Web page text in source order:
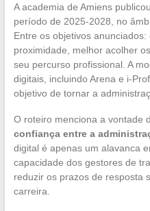
A academia de Amiens
período de 2025-2028, no
Entre os objetivos
proximidade, melhor acolher
seu percurso profissional. A
digitais, incluindo Arena e i-
objetivo de tornar a
O roteiro menciona a vontade
confiança entre a
digital é apenas um alavanca
capacidade dos gestores de
reduzir os prazos de resposta
carreira.